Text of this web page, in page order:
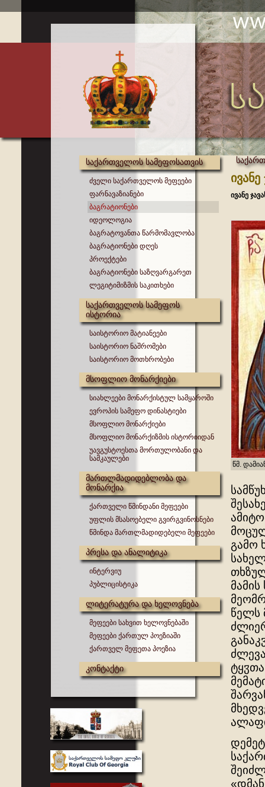
საქართველოს სამეფოსათვის
ძველი საქართველოს მეფეები
ფარნავაზიანები
ბაგრატიონები
იდეოლოგია
ბაგრატოვანთა წარმომავლობა
ბაგრატიონები დღეს
პროექტები
ბაგრატიონები საზღვარგარეთ
ლეგიტიმიზმის საკითხები
საქართველოს სამეფოს
ისტორია
საისტორიო მატიანეები
საისტორიო ნაშრომები
საისტორიო მოთხრობები
მსოფლიო მონარქიები
სიახლეები მონარქისტულ სამყაროში
ევროპის სამეფო დინასტიები
მსოფლიო მონარქიები
მსოფლიო მონარქიზმის ისტორიიდან
უავგუსტოესთა მორთულობანი და
სამკაულები
მართლმადიდებლობა და
მონარქია
ქართველი წმინდანი მეფეები
უფლის მსასოებელი გვირგვინოსნები
წმინდა მართლმადიდებელი მეფეები
პრესა და ანალიტიკა
ინტერვიუ
პუბლიცისტიკა
ლიტერატურა და ხელოვნება
მეფეები სახვით ხელოვნებაში
მეფეები ქართულ პოეზიაში
ქართველ მეფეთა პოეზია
კონტაქტი
ივანე
წმ.
გამო
წელს